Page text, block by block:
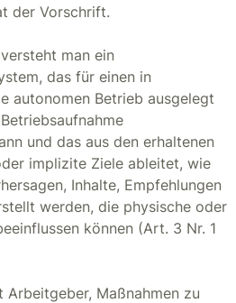
der Vorschrift.
man ein
das für einen in
autonomen Betrieb ausgelegt
und das aus den erhaltenen
implizite Ziele ableitet, wie
Inhalte, Empfehlungen
werden, die physische oder
können (Art. 3 Nr. 1
Maßnahmen zu